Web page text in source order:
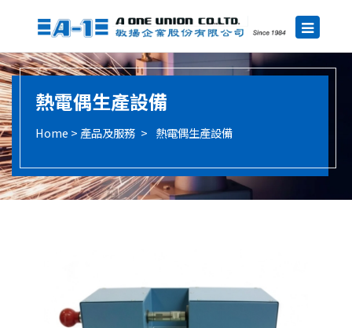
熱電偶生產設備
產品及服務 熱電偶生產設備